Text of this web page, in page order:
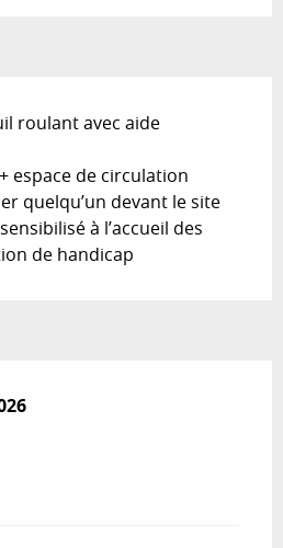
roulant avec aide
espace de circulation
quelqu’un devant le site
à l’accueil des
de handicap
août 2026